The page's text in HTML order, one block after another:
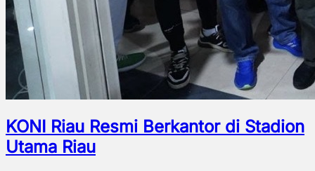
KONI Riau Resmi Berkantor di Stadion
Utama Riau